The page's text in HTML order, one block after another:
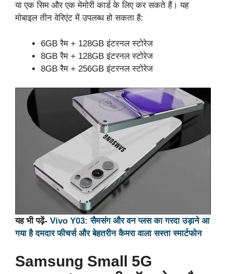
या एक सिम और एक मेमोरी कार्ड के लिए कर सकते हैं। यह
मोबाइल तीन वेरिएंट में उपलब्ध हो सकता है:
6GB रैम + 128GB इंटरनल स्टोरेज
8GB रैम + 128GB इंटरनल स्टोरेज
8GB रैम + 256GB इंटरनल स्टोरेज
यह भी पढ़ें- Vivo Y03: सैमसंग और वन प्लस का गरदा उड़ाने आ
गया है दमदार फीचर्स और बेहतरीन कैमरा वाला सस्ता स्मार्टफोन
Samsung Small 5G